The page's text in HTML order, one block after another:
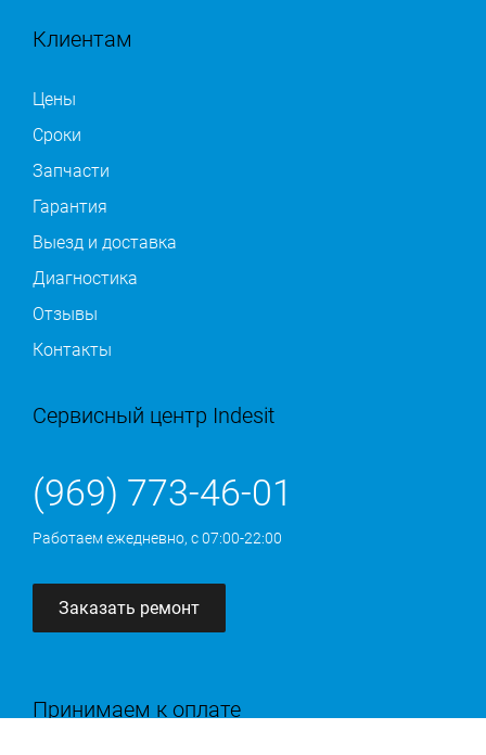
Клиентам
Цены
Сроки
Запчасти
Гарантия
Выезд и доставка
Диагностика
Отзывы
Контакты
Сервисный центр Indesit
(969) 773-46-01
Работаем ежедневно, с 07:00-22:00
Заказать ремонт
Принимаем к оплате